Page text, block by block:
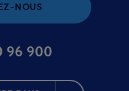
NOUS
96 900